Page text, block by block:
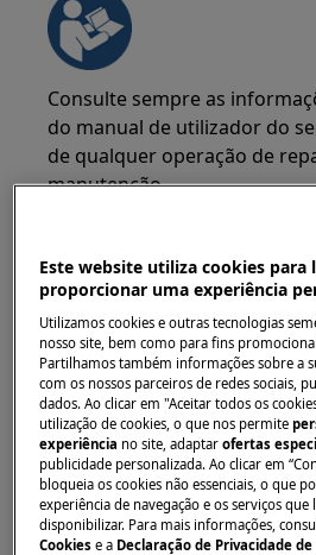
Consulte sempre as
do manual de utilizador do
de qualquer operação de
manutenção.
https://www.electrolux.com/
AVISO!RISCO DE CHOQUE
Antes de qualquer operação
manutenção, desative o
ficha da tomada.
Este website utiliza cookies para
proporcionar uma experiência
Utilizamos cookies e outras tecnologias
nosso site, bem como para fins
Partilhamos também informações sobre a
com os nossos parceiros de redes sociais,
dados. Ao clicar em "Aceitar todos os
utilização de cookies, o que nos permite
experiência no site, adaptarofertas
publicidade personalizada. Ao clicar em
bloqueia os cookies não essenciais, o que
experiência de navegação e os serviços
disponibilizar. Para mais informações,
Cookies e a Declaração de Privacidade de